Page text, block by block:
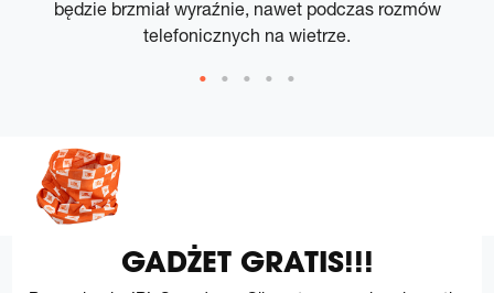
będzie brzmiał wyraźnie, nawet podczas rozmów
telefonicznych na wietrze.
GADŻET GRATIS!!!